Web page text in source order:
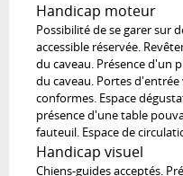
Handicap moteur
Possibilité de se garer sur
accessible réservée.
du caveau. Présence d'un
du caveau. Portes
conformes. Espace
présence d'une table
fauteuil. Espace de
Handicap visuel
Chiens-guides acceptés.